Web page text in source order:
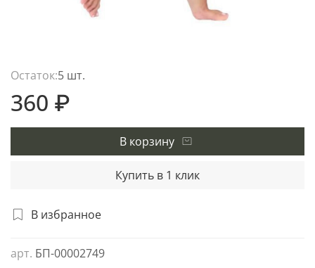
В избранное
арт. БП-00002749
Остаток:5 шт.
360 ₽
В корзину
Купить в 1 клик